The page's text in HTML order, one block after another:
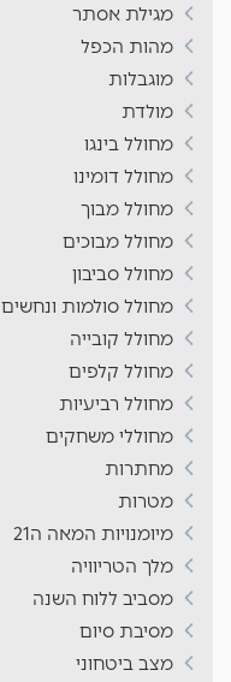
מגילת אסתר
מהות הכפל
מוגבלות
מולדת
מחולל בינגו
מחולל דומינו
מחולל מבוך
מחולל מבוכים
מחולל סביבון
מחולל סולמות ונחשים
מחולל קובייה
מחולל קלפים
מחולל רביעיות
מחוללי משחקים
מחתרות
מטרות
מיומנויות המאה ה21
מלך הטריוויה
מסביב ללוח השנה
מסיבת סיום
מצב ביטחוני